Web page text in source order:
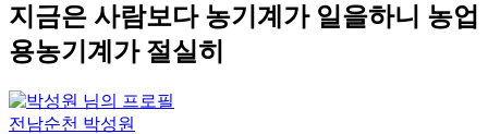
지금은 사람보다 농기계가 일을하니 농업
용농기계가 절실히
전남순천 박성원